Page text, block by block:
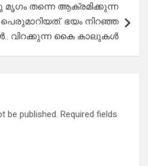
മൃഗം തന്നെ ആക്രമിക്കുന്ന
ഭയം നിറഞ്ഞ
വിറക്കുന്ന കൈ കാലുകൾ
be published. Required fields